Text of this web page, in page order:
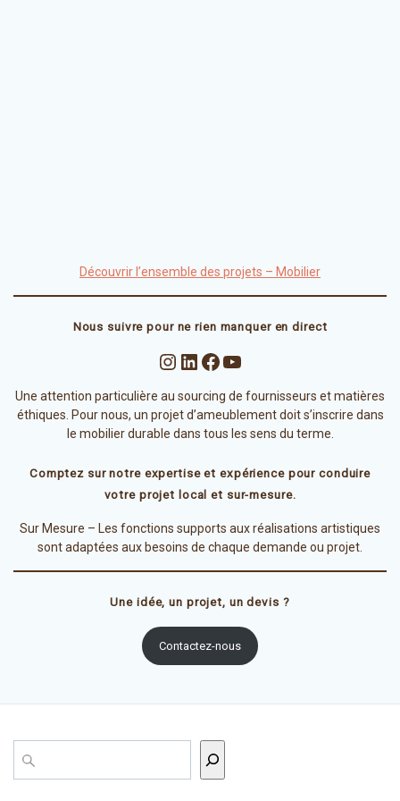
Découvrir l’ensemble des projets – Mobilier
Nous suivre pour ne rien manquer en direct
Instagram LinkedIn Facebook YouTube
Une attention particulière au sourcing de fournisseurs et matières
éthiques. Pour nous, un projet d’ameublement doit s’inscrire dans
le mobilier durable dans tous les sens du terme.
Comptez sur notre expertise et expérience pour conduire
votre projet local et sur-mesure.
Sur Mesure – Les fonctions supports aux réalisations artistiques
sont adaptées aux besoins de chaque demande ou projet.
Une idée, un projet, un devis ?
Contactez-nous
Rechercher